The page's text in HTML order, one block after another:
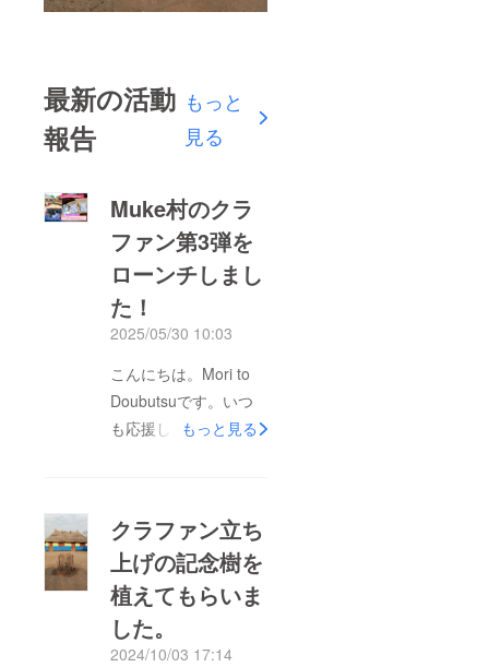
最新の活動
報告
もっと
見る
Muke村のクラ
ファン第3弾を
ローンチしまし
た！
2025/05/30 10:03
こんにちは。Mori to
Doubutsuです。いつ
も応援してくださり、
をローンチしたので、
お知らせいたします。
現在、Tusoleke Trust
Schoolでは2棟目の建
物での授業がスタート
もっと見る
クラファン立ち
上げの記念樹を
植えてもらいま
した。
2024/10/03 17:14